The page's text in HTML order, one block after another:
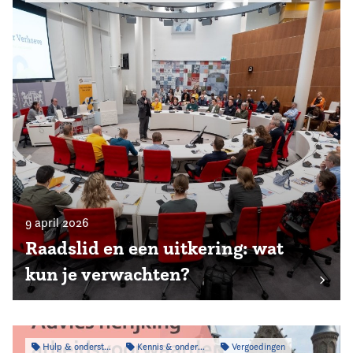
9 april 2026
Raadslid en een uitkering: wat
kun je verwachten?
Hulp & ondersteuning Kennis & onderzoek Vergoedingen